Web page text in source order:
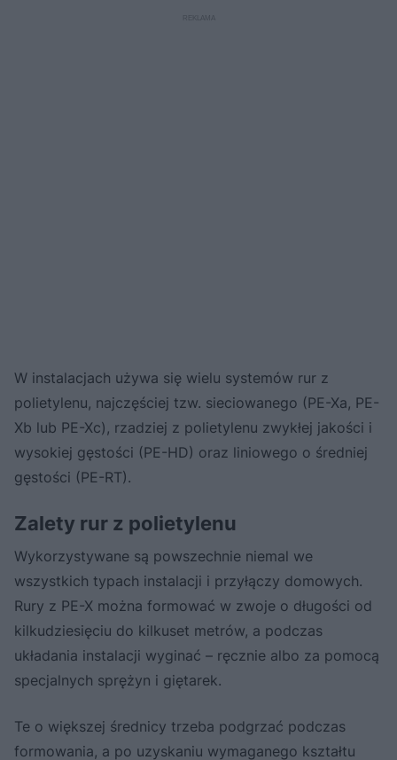
W instalacjach używa się wielu systemów rur z
polietylenu, najczęściej tzw. sieciowanego (PE-Xa, PE-
Xb lub PE-Xc), rzadziej z polietylenu zwykłej jakości i
wysokiej gęstości (PE-HD) oraz liniowego o średniej
gęstości (PE-RT).
Zalety rur z polietylenu
Wykorzystywane są powszechnie niemal we
wszystkich typach instalacji i przyłączy domowych.
Rury z PE-X można formować w zwoje o długości od
kilkudziesięciu do kilkuset metrów, a podczas
układania instalacji wyginać – ręcznie albo za pomocą
specjalnych sprężyn i giętarek.
Te o większej średnicy trzeba podgrzać podczas
formowania, a po uzyskaniu wymaganego kształtu